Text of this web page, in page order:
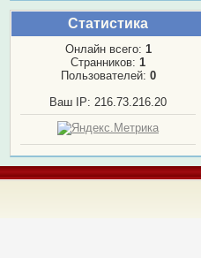
Статистика
Онлайн всего: 1
Странников: 1
Пользователей: 0
Ваш IP: 216.73.216.20